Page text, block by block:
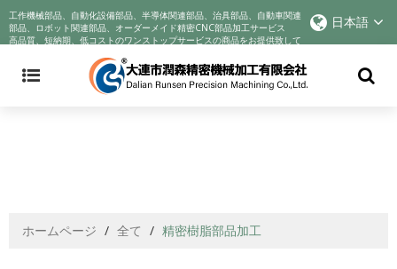
Announcement: Cyndar is tracking the company's actions in response to
the COVID-19 crisis and improving best practices to incentivize better
business behaviors. We voluntarily reduce profits to help companies
through their sadness. We sincerely wish you health
工作機械部品、自動化設備部品、半導体関連部品、治具部品、自動車関連
部品、ロボット関連部品、オーダーメイド精密CNC部品加工サービス
高品質、短納期、低コストのワンストップサービスの商品をお提供致して
日本語
ホームページ / 全て / 精密樹脂部品加工